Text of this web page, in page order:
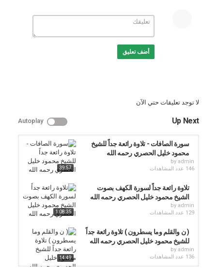
- القناة الرسمية للشيخ محمود علي البنّا:
- القناة الرسمية للشيخ طه الفشني:http://bit.ly/36nqP8y
التصنيف
الشيخ محمود خليل الحصرى
أضف تعليق
لا توجد تعليقات حتي الآن
Up Next
Autoplay
39:57
سورة الصافات - تلاوة رائعة جداً للشيخ
محمود خليل الحصري رحمه الله
by admin
146 عدد المشاهدات
1:08:35
تلاوة رائعة جداً لسورة الكهف بصوت
الشيخ محمود خليل الحصري رحمه الله
by admin
129 عدد المشاهدات
14:49
( ن والقلم وما يسطرون ) تلاوة رائعة جداً
للشيخ محمود خليل الحصري رحمه الله
by admin
136 عدد المشاهدات